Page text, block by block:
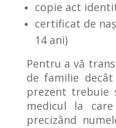
copie act
certificat de
14 ani)
Pentru a vă
de familie
prezent trebuie
medicul la
precizând